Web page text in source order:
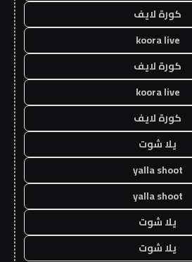
كورة لايف
koora live
كورة لايف
koora live
كورة لايف
يلا شوت
yalla shoot
yalla shoot
يلا شوت
يلا شوت